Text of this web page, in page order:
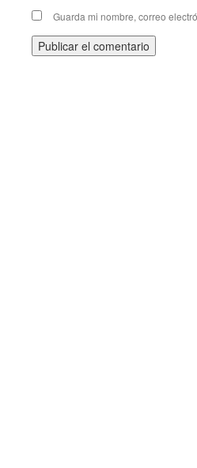
Guarda mi nombre, correo